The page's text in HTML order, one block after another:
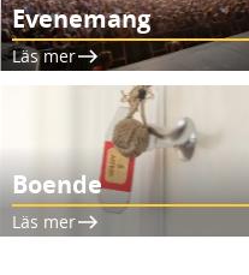
Evenemang
Läs mer
Boende
Läs mer